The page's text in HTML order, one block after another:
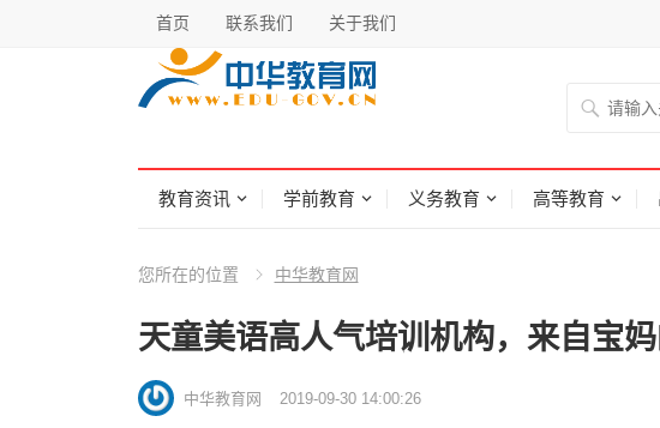
首页 联系我们 关于我们
教育资讯 学前教育 义务教育 高等教育
您所在的位置 中华教育网
天童美语高人气培训机构，来自宝
中华教育网 2019-09-30 14:00:26